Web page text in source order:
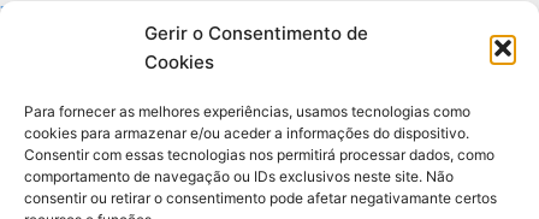
Gerir o Consentimento de
Cookies
Para fornecer as melhores experiências, usamos tecnologias como
cookies para armazenar e/ou aceder a informações do dispositivo.
Consentir com essas tecnologias nos permitirá processar dados, como
comportamento de navegação ou IDs exclusivos neste site. Não
consentir ou retirar o consentimento pode afetar negativamante certos
Termos de Uso
Politicas de Privacidade e Cookies
Apoio
Glossário de Tecnologia